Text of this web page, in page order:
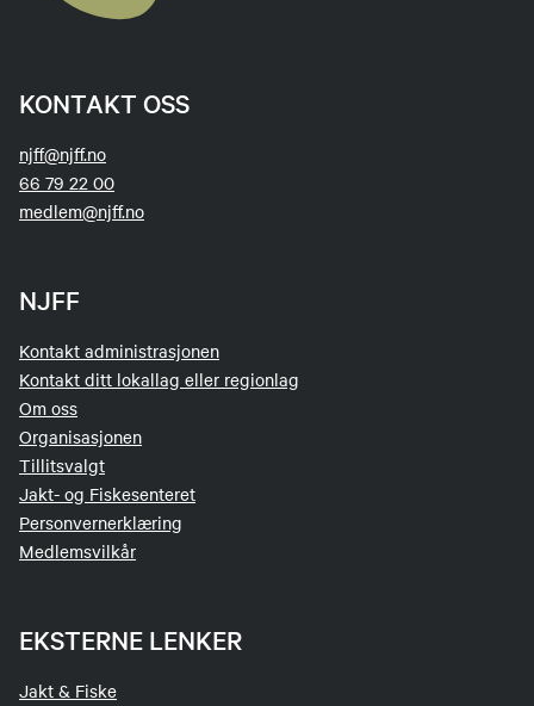
KONTAKT OSS
njff@njff.no
66 79 22 00
medlem@njff.no
NJFF
Kontakt administrasjonen
Kontakt ditt lokallag eller regionlag
Om oss
Organisasjonen
Tillitsvalgt
Jakt- og Fiskesenteret
Personvernerklæring
Medlemsvilkår
EKSTERNE LENKER
Jakt & Fiske